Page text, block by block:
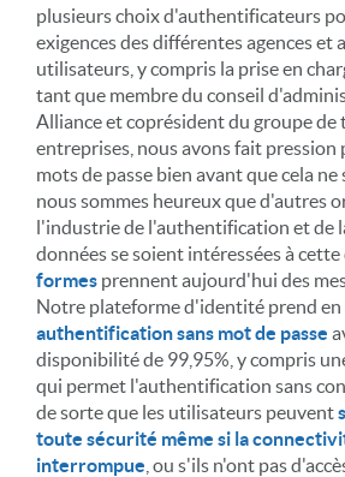
plusieurs choix d'authentificateurs
exigences des différentes agences et
utilisateurs, y compris la prise en
tant que membre du conseil
Alliance et coprésident du groupe de
entreprises, nous avons fait pression
mots de passe bien avant que cela ne
nous sommes heureux que d'autres
l'industrie de l'authentification et de
données se soient intéressées à cette
formes prennent aujourd'hui des
Notre plateforme d'identité prend en
authentification sans mot de passe
disponibilité de 99,95%, y compris
qui permet l'authentification sans
de sorte que les utilisateurs peuvent
toute sécurité même si la
interrompue , ou s'ils n'ont pas